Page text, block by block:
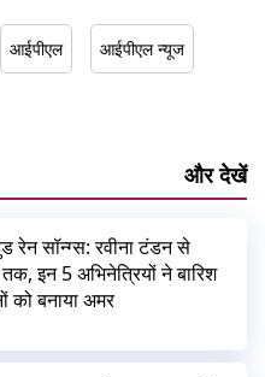
आईपीएल आईपीएल न्यूज
और देखें
रेन सॉन्ग्स: रवीना टंडन से
तक, इन 5 अभिनेत्रियों ने बारिश
को बनाया अमर